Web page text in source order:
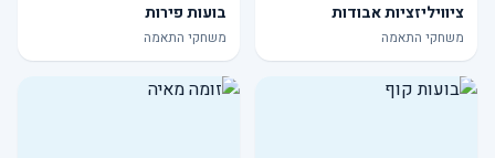
ציוויליזציות אבודות
משחקי התאמה
בועות פירות
משחקי התאמה